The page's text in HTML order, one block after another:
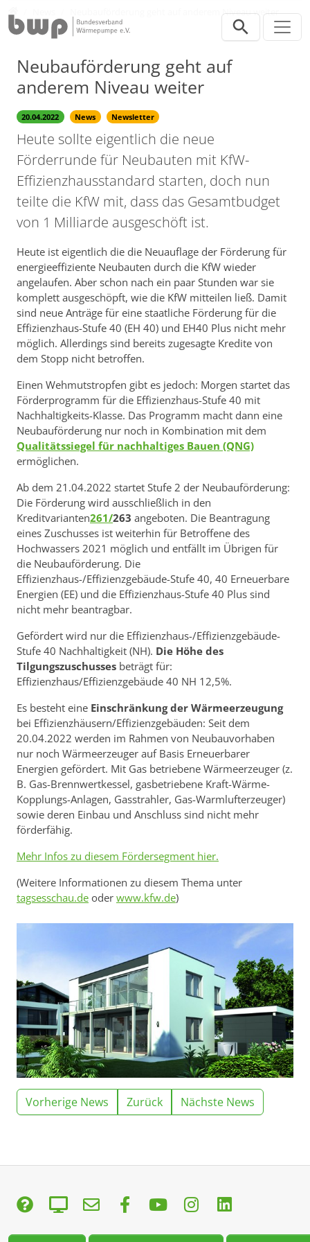
Neubauförderung geht auf anderem Niveau weiter
Neubauförderung geht auf
anderem Niveau weiter
20.04.2022 News Newsletter
Heute sollte eigentlich die neue
Förderrunde für Neubauten mit KfW-
Effizienzhausstandard starten, doch nun
teilte die KfW mit, dass das Gesamtbudget
von 1 Milliarde ausgeschöft ist.
Heute ist eigentlich die die Neuauflage der Förderung für
energieeffiziente Neubauten durch die KfW wieder
angelaufen. Aber schon nach ein paar Stunden war sie
komplett ausgeschöpft, wie die KfW mitteilen ließ. Damit
sind neue Anträge für eine staatliche Förderung für die
Effizienzhaus-Stufe 40 (EH 40) und EH40 Plus nicht mehr
möglich. Allerdings sind bereits zugesagte Kredite von
dem Stopp nicht betroffen.
Einen Wehmutstropfen gibt es jedoch: Morgen startet das
Förderprogramm für die Effizienzhaus-Stufe 40 mit
Nachhaltigkeits-Klasse. Das Programm macht dann eine
Neubauförderung nur noch in Kombination mit dem
Qualitätssiegel für nachhaltiges Bauen (QNG)
ermöglichen.
Ab dem 21.04.2022 startet Stufe 2 der Neubauförderung:
Die Förderung wird ausschließlich in den
Kreditvarianten261/263 angeboten. Die Beantragung
eines Zuschusses ist weiterhin für Betroffene des
Hochwassers 2021 möglich und entfällt im Übrigen für
die Neubauförderung. Die
Effizienzhaus-/Effizienzgebäude-Stufe 40, 40 Erneuerbare
Energien (EE) und die Effizienzhaus-Stufe 40 Plus sind
nicht mehr beantragbar.
Gefördert wird nur die Effizienzhaus-/Effizienzgebäude-
Stufe 40 Nachhaltigkeit (NH). Die Höhe des
Tilgungszuschusses beträgt für:
Effizienzhaus/Effizienzgebäude 40 NH 12,5%.
Es besteht eine Einschränkung der Wärmeerzeugung
bei Effizienzhäusern/Effizienzgebäuden: Seit dem
20.04.2022 werden im Rahmen von Neubauvorhaben
nur noch Wärmeerzeuger auf Basis Erneuerbarer
Energien gefördert. Mit Gas betriebene Wärmeerzeuger (z.
B. Gas-Brennwertkessel, gasbetriebene Kraft-Wärme-
Kopplungs-Anlagen, Gasstrahler, Gas-Warmlufterzeuger)
sowie deren Einbau und Anschluss sind nicht mehr
förderfähig.
Mehr Infos zu diesem Fördersegment hier.
(Weitere Informationen zu diesem Thema unter
tagsesschau.de oder www.kfw.de)
Vorherige News Zurück Nächste News